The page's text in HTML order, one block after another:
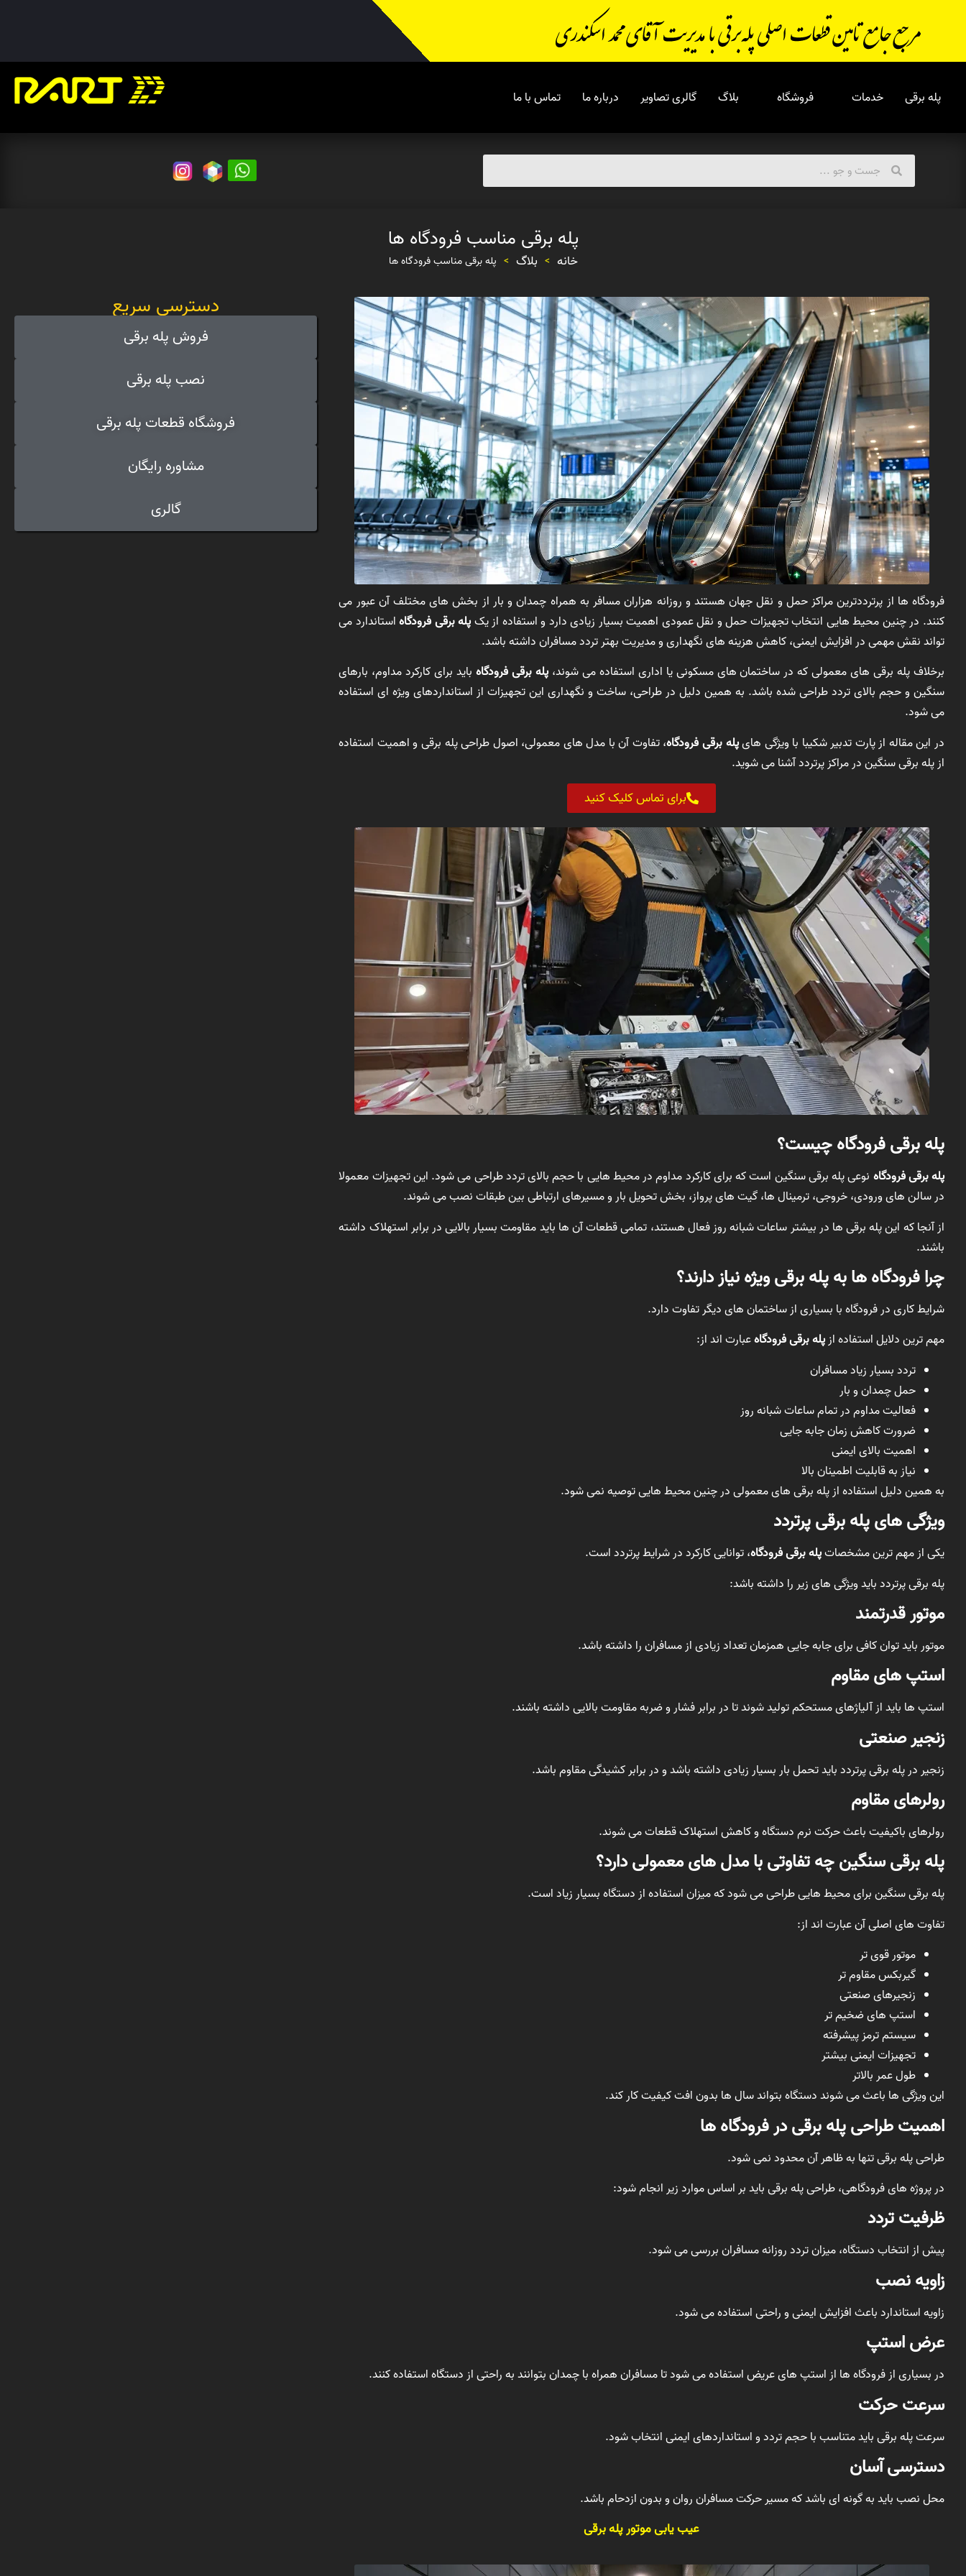
پله برقی خدمات فروشگاه بلاگ گالری تصاویر درباره ما تماس با ما
پله برقی مناسب فرودگاه ها
خانه > بلاگ > پله برقی مناسب فرودگاه ها
فرودگاه ها از پرترددترین مراکز حمل و نقل جهان هستند و روزانه هزاران مسافر به همراه چمدان و بار از بخش های مختلف آن عبور می
کنند. در چنین محیط هایی انتخاب تجهیزات حمل و نقل عمودی اهمیت بسیار زیادی دارد و استفاده از یکپله برقی فرودگاهاستاندارد می
تواند نقش مهمی در افزایش ایمنی، کاهش هزینه های نگهداری و مدیریت بهتر تردد مسافران داشته باشد.
برخلاف پله برقی های معمولی که در ساختمان های مسکونی یا اداری استفاده می شوند،پله برقی فرودگاهباید برای کارکرد مداوم، بارهای
سنگین و حجم بالای تردد طراحی شده باشد. به همین دلیل در طراحی، ساخت و نگهداری این تجهیزات از استانداردهای ویژه ای استفاده
می شود.
در این مقاله از پارت تدبیر شکیبا با ویژگی هایپله برقی فرودگاه، تفاوت آن با مدل های معمولی، اصول طراحی پله برقی و اهمیت استفاده
از پله برقی سنگین در مراکز پرتردد آشنا می شوید.
برای تماس کلیک کنید
پله برقی فرودگاه چیست؟
پله برقی فرودگاه نوعی پله برقی سنگین است که برای کارکرد مداوم در محیط هایی با حجم بالای تردد طراحی می شود. این تجهیزات معمولا
در سالن های ورودی، خروجی، ترمینال ها، گیت های پرواز، بخش تحویل بار و مسیرهای ارتباطی بین طبقات نصب می شوند.
از آنجا که این پله برقی ها در بیشتر ساعات شبانه روز فعال هستند، تمامی قطعات آن ها باید مقاومت بسیار بالایی در برابر استهلاک داشته
باشند.
چرا فرودگاه ها به پله برقی ویژه نیاز دارند؟
شرایط کاری در فرودگاه با بسیاری از ساختمان های دیگر تفاوت دارد.
مهم ترین دلایل استفاده ازپله برقی فرودگاهعبارت اند از:
تردد بسیار زیاد مسافران
حمل چمدان و بار
فعالیت مداوم در تمام ساعات شبانه روز
ضرورت کاهش زمان جابه جایی
اهمیت بالای ایمنی
نیاز به قابلیت اطمینان بالا
به همین دلیل استفاده از پله برقی های معمولی در چنین محیط هایی توصیه نمی شود.
ویژگی های پله برقی پرتردد
یکی از مهم ترین مشخصاتپله برقی فرودگاه، توانایی کارکرد در شرایط پرتردد است.
پله برقی پرتردد باید ویژگی های زیر را داشته باشد:
موتور قدرتمند
موتور باید توان کافی برای جابه جایی همزمان تعداد زیادی از مسافران را داشته باشد.
استپ های مقاوم
استپ ها باید از آلیاژهای مستحکم تولید شوند تا در برابر فشار و ضربه مقاومت بالایی داشته باشند.
زنجیر صنعتی
زنجیر در پله برقی پرتردد باید تحمل بار بسیار زیادی داشته باشد و در برابر کشیدگی مقاوم باشد.
رولرهای مقاوم
رولرهای باکیفیت باعث حرکت نرم دستگاه و کاهش استهلاک قطعات می شوند.
پله برقی سنگین چه تفاوتی با مدل های معمولی دارد؟
پله برقی سنگین برای محیط هایی طراحی می شود که میزان استفاده از دستگاه بسیار زیاد است.
تفاوت های اصلی آن عبارت اند از:
موتور قوی تر
گیربکس مقاوم تر
زنجیرهای صنعتی
استپ های ضخیم تر
سیستم ترمز پیشرفته
تجهیزات ایمنی بیشتر
طول عمر بالاتر
این ویژگی ها باعث می شوند دستگاه بتواند سال ها بدون افت کیفیت کار کند.
اهمیت طراحی پله برقی در فرودگاه ها
طراحی پله برقی تنها به ظاهر آن محدود نمی شود.
در پروژه های فرودگاهی، طراحی پله برقی باید بر اساس موارد زیر انجام شود:
ظرفیت تردد
پیش از انتخاب دستگاه، میزان تردد روزانه مسافران بررسی می شود.
زاویه نصب
زاویه استاندارد باعث افزایش ایمنی و راحتی استفاده می شود.
عرض استپ
در بسیاری از فرودگاه ها از استپ های عریض استفاده می شود تا مسافران همراه با چمدان بتوانند به راحتی از دستگاه استفاده کنند.
سرعت حرکت
سرعت پله برقی باید متناسب با حجم تردد و استانداردهای ایمنی انتخاب شود.
دسترسی آسان
محل نصب باید به گونه ای باشد که مسیر حرکت مسافران روان و بدون ازدحام باشد.
عیب یابی موتور پله برقی
دسترسی سریع
فروش پله برقی
نصب پله برقی
فروشگاه قطعات پله برقی
مشاوره رایگان
گالری